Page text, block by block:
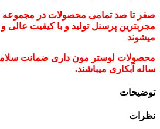
صفر تا صد تمامی محصولات در مجموعه
مجربترین پرسنل تولید و با کیفیت عالی
میشوند
ساله آبکاری میباشند.
توضیحات
نظرات